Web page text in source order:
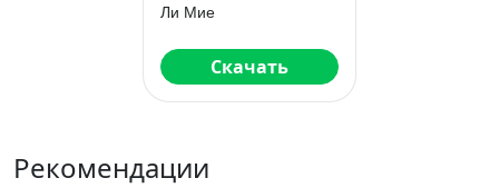
Ли Мие
Скачать
Рекомендации